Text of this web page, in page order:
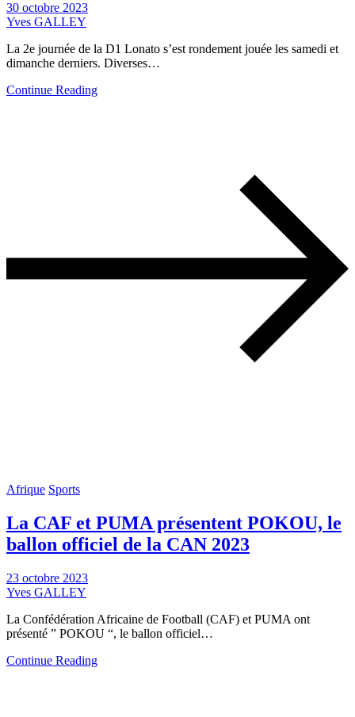
30 octobre 2023
Yves GALLEY
La 2e journée de la D1 Lonato s’est rondement jouée les samedi et
dimanche derniers. Diverses…
Continue Reading
Afrique Sports
La CAF et PUMA présentent POKOU, le
ballon officiel de la CAN 2023
23 octobre 2023
Yves GALLEY
La Confédération Africaine de Football (CAF) et PUMA ont
présenté ” POKOU “, le ballon officiel…
Continue Reading